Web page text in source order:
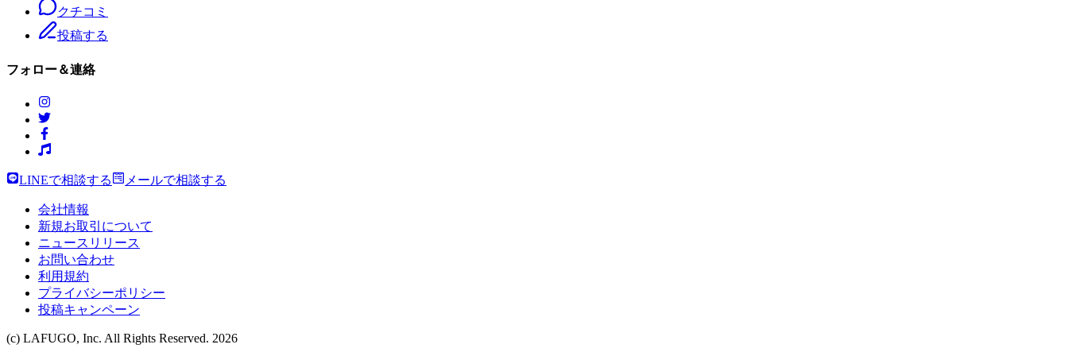
クチコミ
投稿する
フォロー＆連絡
LINEで相談する メールで相談する
会社情報
新規お取引について
ニュースリリース
お問い合わせ
利用規約
プライバシーポリシー
投稿キャンペーン
(c) LAFUGO, Inc. All Rights Reserved. 2026